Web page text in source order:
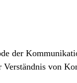
der
von